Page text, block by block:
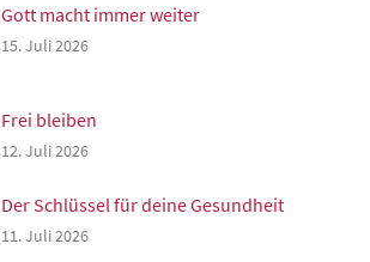
Gott macht immer weiter
15. Juli 2026
Frei bleiben
12. Juli 2026
Der Schlüssel für deine Gesundheit
11. Juli 2026